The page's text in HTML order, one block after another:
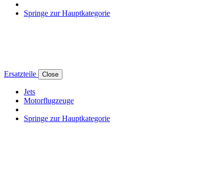
Springe zur Hauptkategorie
Ersatzteile Close
Jets
Motorflugzeuge
Springe zur Hauptkategorie